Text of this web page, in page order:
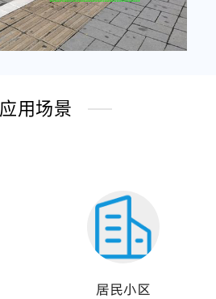
应用场景
居民小区